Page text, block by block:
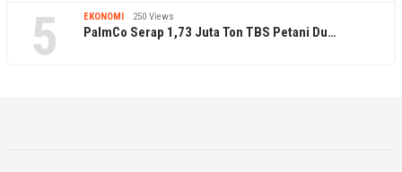
5 EKONOMI 250 Views
PalmCo Serap 1,73 Juta Ton TBS Petani Du…